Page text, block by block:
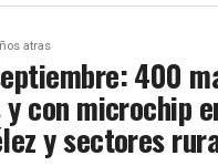
atras
400
con microchip
y sectores